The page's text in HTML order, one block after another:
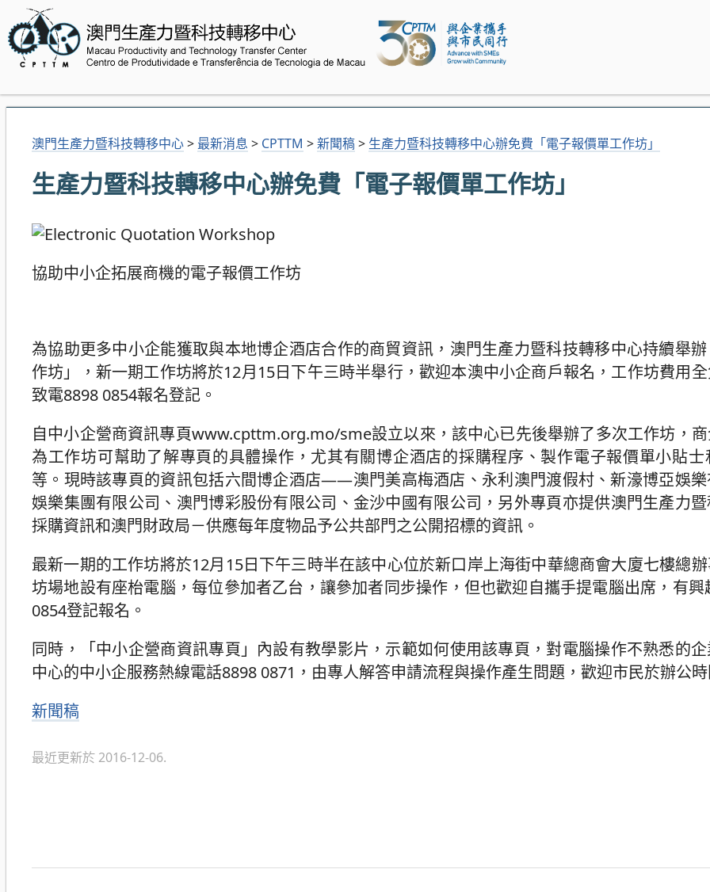
澳門生產力暨科技轉移中心> 最新消息 > CPTTM >新聞稿> 生產力暨科技轉移中心辦免費「電子報價單工作坊」
生產力暨科技轉移中心辦免費「電子報價單工作坊」
協助中小企拓展商機的電子報價工作坊
為協助更多中小企能獲取與本地博企酒店合作的商貿資訊，澳門生產力暨科技轉移中心持續舉
作坊」，新一期工作坊將於12月15日下午三時半舉行，歡迎本澳中小企商戶報名，工作坊費用
致電8898 0854報名登記。
自中小企營商資訊專頁www.cpttm.org.mo/sme設立以來，該中心已先後舉辦了多次工作坊，
為工作坊可幫助了解專頁的具體操作，尤其有關博企酒店的採購程序、製作電子報價單小貼
等。現時該專頁的資訊包括六間博企酒店——澳門美高梅酒店、永利澳門渡假村、新濠博亞娛
娛樂集團有限公司、澳門博彩股份有限公司、金沙中國有限公司，另外專頁亦提供澳門生產力
採購資訊和澳門財政局－供應每年度物品予公共部門之公開招標的資訊。
最新一期的工作坊將於12月15日下午三時半在該中心位於新口岸上海街中華總商會大廈七樓總
坊場地設有座枱電腦，每位參加者乙台，讓參加者同步操作，但也歡迎自攜手提電腦出席，有
0854登記報名。
同時，「中小企營商資訊專頁」內設有教學影片，示範如何使用該專頁，對電腦操作不熟悉的
中心的中小企服務熱線電話8898 0871，由專人解答申請流程與操作產生問題，歡迎市民於辦公
分
新聞稿
最近更新於 2016-12-06.